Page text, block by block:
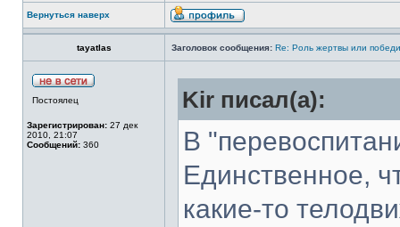
Вернуться наверх
tayatlas Заголовок сообщения: Re: Роль жертвы или
Постоялец
Зарегистрирован: 27 дек
2010, 21:07
Сообщений: 360
Kir писал(а):
В
Единственное,
какие-то